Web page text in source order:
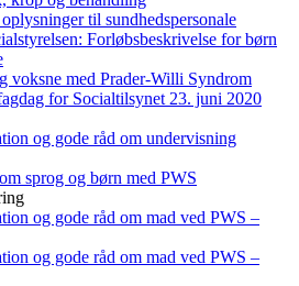
til sundhedspersonale
Forløbsbeskrivelse for børn
voksne med Prader-Willi Syndrom
for Socialtilsynet 23. juni 2020
og gode råd om undervisning
sprog og børn med PWS
og gode råd om mad ved PWS –
og gode råd om mad ved PWS –